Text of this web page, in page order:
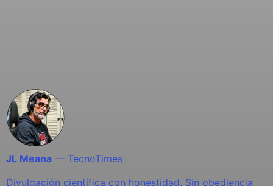
JL Meana — TecnoTimes
Divulgación científica con honestidad. Sin obediencia